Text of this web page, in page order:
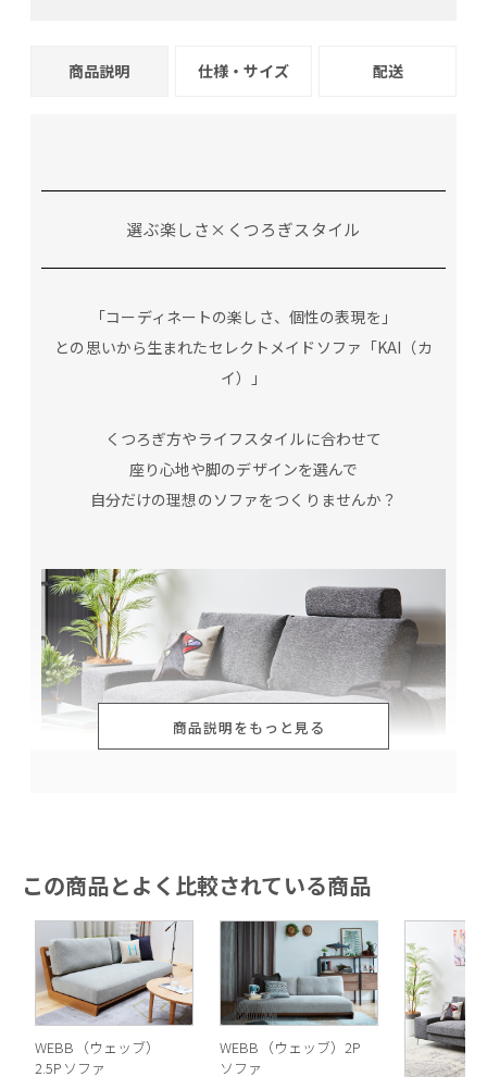
商品説明 仕様・サイズ 配送
選ぶ楽しさ×くつろぎスタイル
「コーディネートの楽しさ、個性の表現を」
との思いから生まれたセレクトメイドソファ「KAI（カ
イ）」
くつろぎ方やライフスタイルに合わせて
座り心地や脚のデザインを選んで
自分だけの理想のソファをつくりませんか？
好みに合わせて選べる楽しさ
商品説明をもっと見る
この商品とよく比較されている商品
WEBB（ウェッブ）
2.5Pソファ
WEBB（ウェッブ）2P
ソファ